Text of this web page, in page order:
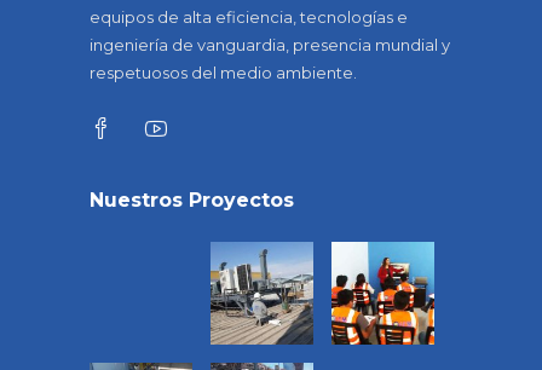
equipos de alta eficiencia, tecnologías e
ingeniería de vanguardia, presencia mundial y
respetuosos del medio ambiente.
Nuestros Proyectos